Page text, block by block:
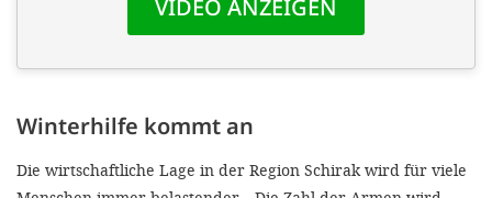
Winterhilfe kommt an
Die wirtschaftliche Lage in der Region Schirak wird für viele